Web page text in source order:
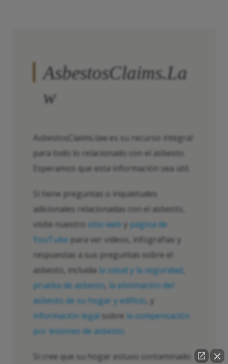
AsbestosClaims.La
w
AsbestosClaims.law es su recurso integral
para todo lo relacionado con el asbesto.
Esperamos que esta información sea útil.
Si tiene preguntas o inquietudes
adicionales relacionadas con el asbesto,
visite nuestro sitio web y página de
YouTube para ver videos, infografías y
respuestas a sus preguntas sobre el
asbesto, incluida la salud y la seguridad
prueba de asbesto la eliminación del
asbesto de su hogar y edificio , y
información legal sobre la compensación
por lesiones de asbesto
Si cree que su hogar estuvo contaminado